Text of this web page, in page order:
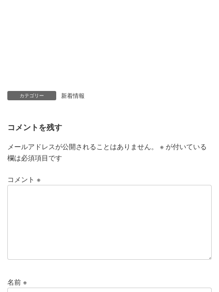
カテゴリー 新着情報
コメントを残す
メールアドレスが公開されることはありません。 ※ が付いている
欄は必須項目です
コメント ※
名前 ※